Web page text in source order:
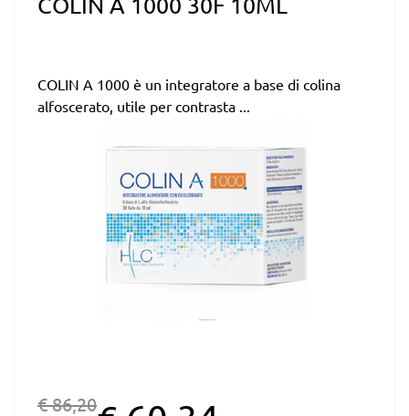
COLIN A 1000 è un integratore a base di colina
alfoscerato, utile per contrasta ...
€ 86,20